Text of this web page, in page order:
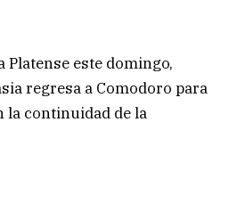
este domingo,
regresa a Comodoro para
la continuidad de la